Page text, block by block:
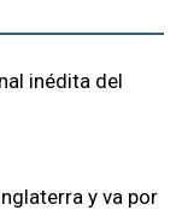
inédita del
y va por